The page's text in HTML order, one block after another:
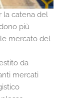
la catena del
più
mercato del
da
mercati